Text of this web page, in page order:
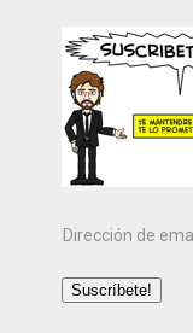
Dirección
email
Suscríbete!